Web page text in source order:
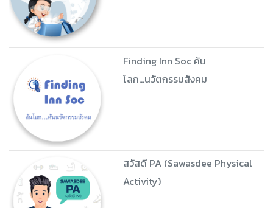
Finding Inn Soc ค้น
โลก...นวัตกรรมสังคม
สวัสดี PA (Sawasdee Physical
Activity)